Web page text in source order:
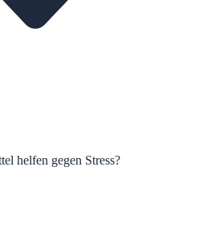
helfen gegen Stress?